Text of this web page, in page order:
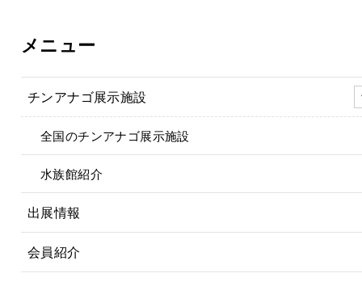
メニュー
チンアナゴ展示施設
全国のチンアナゴ展示施設
水族館紹介
出展情報
会員紹介